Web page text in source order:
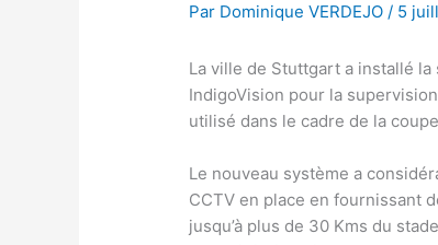
Par Dominique VERDEJO/ 5
La ville de Stuttgart a installé
IndigoVision pour la
utilisé dans le cadre de la
Le nouveau système a
CCTV en place en fournissant
jusqu’à plus de 30 Kms du